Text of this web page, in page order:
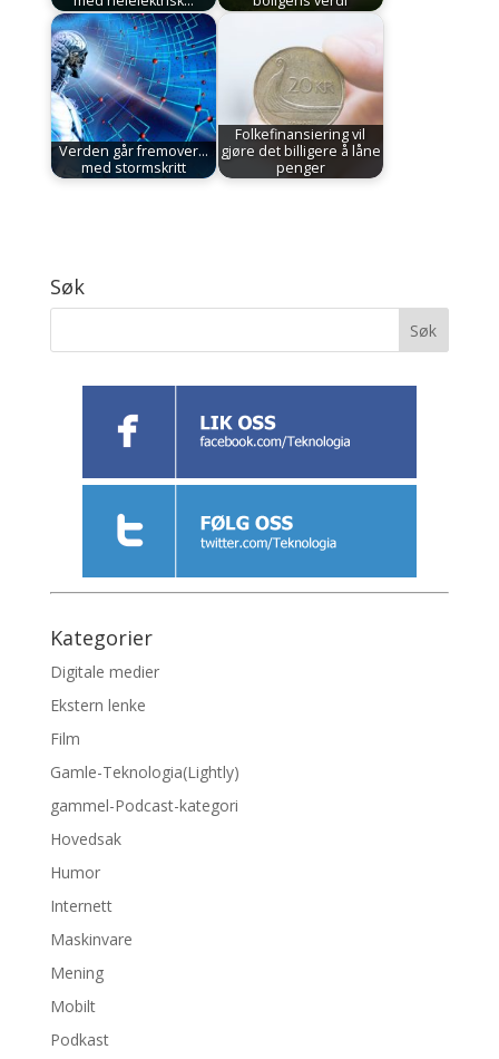
Verden går fremover...
med stormskritt
Folkefinansiering vil
gjøre det billigere å låne
penger
Søk
Kategorier
Digitale medier
Ekstern lenke
Film
Gamle-Teknologia(Lightly)
gammel-Podcast-kategori
Hovedsak
Humor
Internett
Maskinvare
Mening
Mobilt
Podkast